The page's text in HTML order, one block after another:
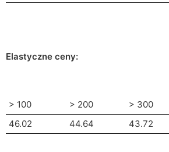
Elastyczne ceny:
> 100 > 200 > 300
46.02
44.64 43.72